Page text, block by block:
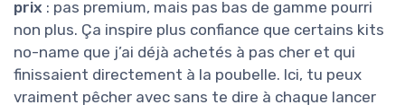
prix : pas premium, mais pas bas de gamme pourri
non plus. Ça inspire plus confiance que certains kits
no-name que j’ai déjà achetés à pas cher et qui
finissaient directement à la poubelle. Ici, tu peux
vraiment pêcher avec sans te dire à chaque lancer